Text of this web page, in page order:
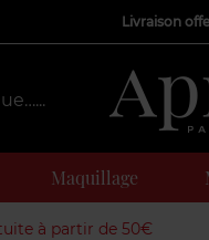
Livraison
Maquillage
à partir de 50€